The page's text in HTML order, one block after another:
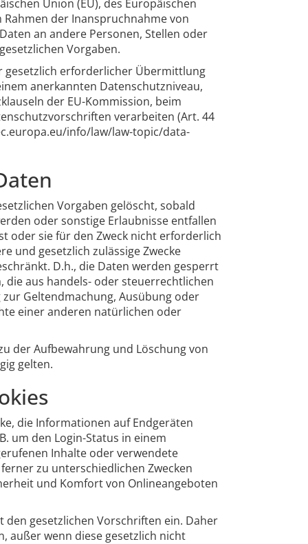
Union (EU), des Europäischen
der Inanspruchnahme von
an andere Personen, Stellen oder
Vorgaben.
gesetzlich erforderlicher Übermittlung
anerkannten Datenschutzniveau,
der EU-Kommission, beim
verarbeiten (Art. 44
info/law/law-topic/data-
Vorgaben gelöscht, sobald
oder sonstige Erlaubnisse entfallen
oder sie für den Zweck nicht erforderlich
und gesetzlich zulässige Zwecke
D.h., die Daten werden gesperrt
die aus handels- oder steuerrechtlichen
Geltendmachung, Ausübung oder
einer anderen natürlichen oder
der Aufbewahrung und Löschung von
gelten.
die Informationen auf Endgeräten
um den Login-Status in einem
Inhalte oder verwendete
zu unterschiedlichen Zwecken
und Komfort von Onlineangeboten
den gesetzlichen Vorschriften ein. Daher
außer wenn diese gesetzlich nicht